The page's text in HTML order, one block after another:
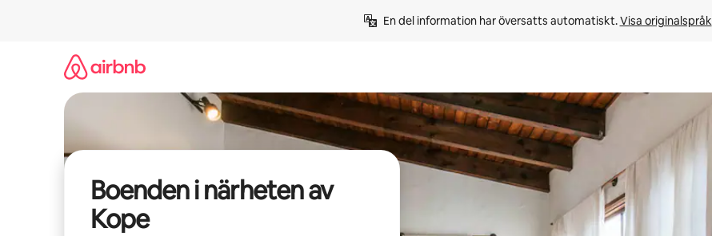
En del information har översatts automatiskt. Visa originalspråk
Boenden i närheten av
Kope